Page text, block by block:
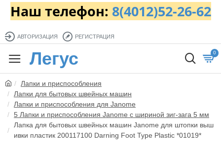
Наш телефон: 8(4012)52-26-62
АВТОРИЗАЦИЯ РЕГИСТРАЦИЯ
Легус 0
Лапки и приспособления
Лапки для бытовых швейных машин
Лапки и приспособления для Janome
5 Лапки и приспособления Janome с шириной зиг-зага 5 мм
Лапка для бытовых швейных машин Janome для штопки выш
ивки пластик 200117100 Darning Foot Type Plastic *01019*